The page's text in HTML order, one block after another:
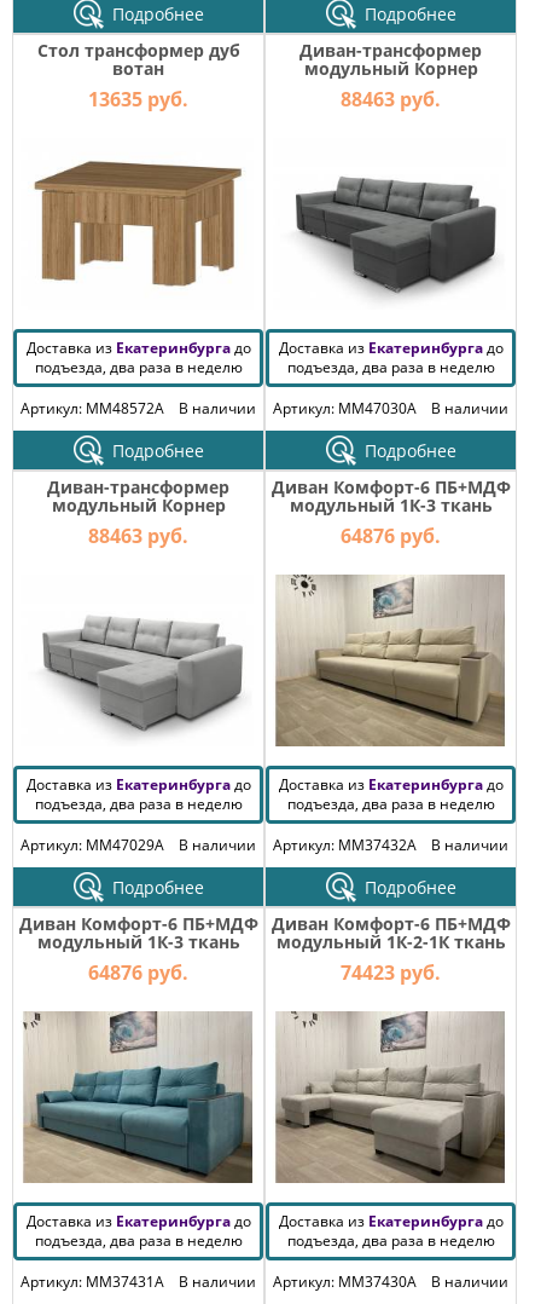
Подробнее
Подробнее
Стол трансформер дуб
вотан
13635 руб.
Доставка из Екатеринбургадо
подъезда, два раза в неделю
Артикул: MM48572A
В наличии
Подробнее
Диван-трансформер
модульный Корнер
вивальди 34
88463 руб.
Доставка из Екатеринбургадо
подъезда, два раза в неделю
Артикул: MM47030A
В наличии
Подробнее
Диван-трансформер
модульный Корнер
вивальди 14
88463 руб.
Доставка из Екатеринбургадо
подъезда, два раза в неделю
Артикул: MM47029A
В наличии
Подробнее
Диван Комфорт-6 ПБ+МДФ
модульный 1К-3 ткань
Veluta Lux 1
64876 руб.
Доставка из Екатеринбургадо
подъезда, два раза в неделю
Артикул: MM37432A
В наличии
Подробнее
Диван Комфорт-6 ПБ+МДФ
модульный 1К-3 ткань
MONACO 15
64876 руб.
Доставка из Екатеринбургадо
подъезда, два раза в неделю
Артикул: MM37431A
В наличии
Диван Комфорт-6 ПБ+МДФ
модульный 1К-2-1К ткань
Comfort 08
74423 руб.
Доставка из Екатеринбургадо
подъезда, два раза в неделю
Артикул: MM37430A
В наличии